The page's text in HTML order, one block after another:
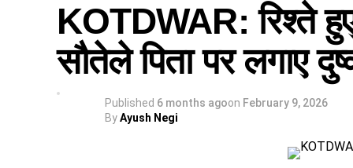
था, जिससे स्थानीय लोगों को वर्षों तक कठिनाइयों का
कोटद्वार से हरिद्वार की दूरी होगी कम
वहीं,ये सड़ककोटद्वार
क्षेत्र को सीधे लालढांग से
जाती है. फिलहाल, लोगों को लंबे और घुमावदार
खपत होती है. बरसात के मौसम में हालात और अधिक
काफी समय से चल रही थी सड़क निर्माण की मांग
KOTDWAR: रिश्ते हुए
सौतेले पिता पर लगाए
Published 6 months agoon February 9, 2026
ByAyush Negi